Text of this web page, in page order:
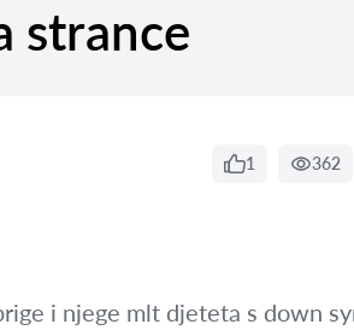
strance
1 362
i njege mlt djeteta s down